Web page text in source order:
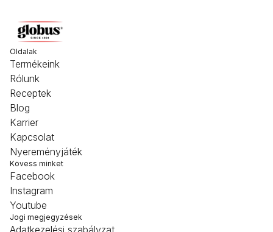
Oldalak
Termékeink
Rólunk
Receptek
Blog
Karrier
Kapcsolat
Nyereményjáték
Kövess minket
Facebook
Instagram
Youtube
Jogi megjegyzések